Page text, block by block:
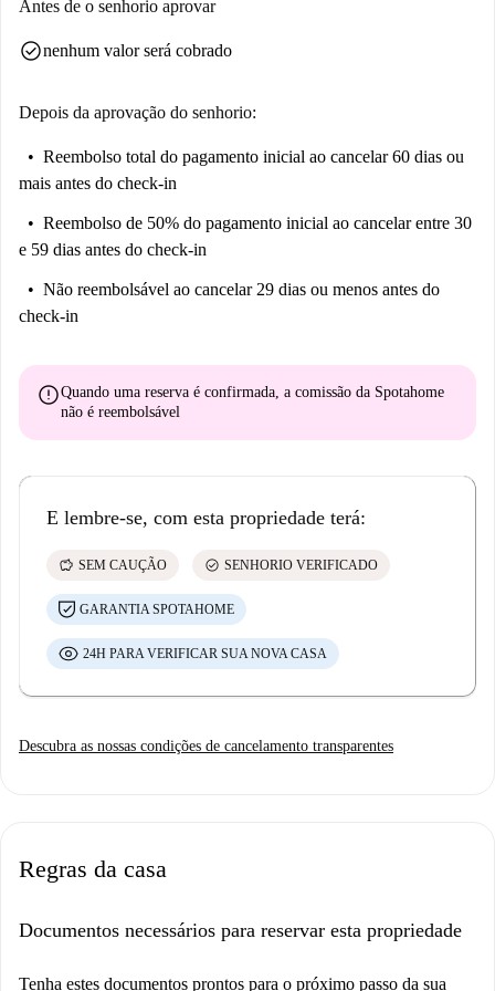
Antes de o senhorio aprovar
check_circlenenhum valor será cobrado
Depois da aprovação do senhorio:
Reembolso total do pagamento inicial ao cancelar 60 dias ou
mais antes do check-in
Reembolso de 50% do pagamento inicial ao cancelar entre 30
e 59 dias antes do check-in
Não reembolsável ao cancelar 29 dias ou menos antes do
check-in
errorQuando uma reserva é confirmada, a comissão da Spotahome
não é reembolsável
E lembre-se, com esta propriedade terá:
savings SEM CAUÇÃO check_circle SENHORIO VERIFICADO
GARANTIA SPOTAHOME
24H PARA VERIFICAR SUA NOVA CASA
Descubra as nossas condições de cancelamento transparentes
Regras da casa
Documentos necessários para reservar esta propriedade
Tenha estes documentos prontos para o próximo passo da sua